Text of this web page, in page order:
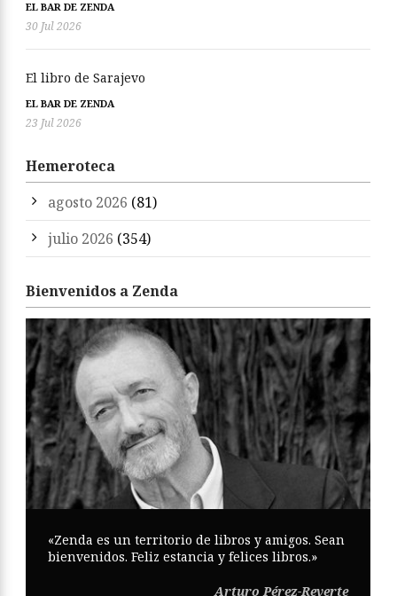
EL BAR DE ZENDA
30 Jul 2026
El libro de Sarajevo
EL BAR DE ZENDA
23 Jul 2026
Hemeroteca
agosto 2026 (81)
julio 2026 (354)
Bienvenidos a Zenda
«Zenda es un territorio de libros y amigos. Sean
bienvenidos. Feliz estancia y felices libros.»
Arturo Pérez-Reverte